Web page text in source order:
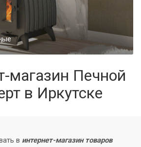
магазин Печной
в Иркутске
в интернет-магазин товаров